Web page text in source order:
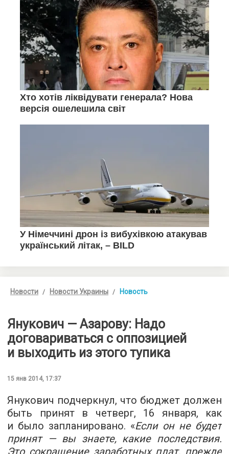
Новости Новости Украины Новость
Янукович — Азарову: Надо
договариваться с оппозицией
и выходить из этого тупика
15 янв 2014, 17:37
Янукович подчеркнул, что бюджет должен
быть принят в четверг, 16 января, как
и было запланировано. «Если он не будет
принят — вы знаете, какие последствия.
Это сокращение заработных плат, прежде